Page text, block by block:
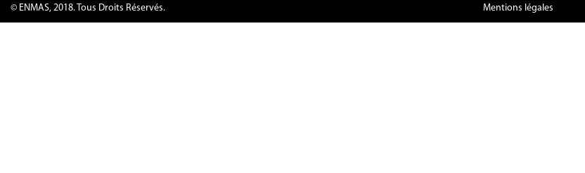
© ENMAS, 2018. Tous Droits Réservés. Mentions légales